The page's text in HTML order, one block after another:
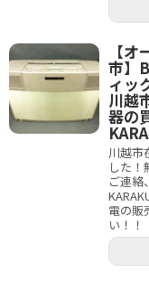
【
市】
ィッ
川越
器の
川越市
した
ご連絡
電の販
い！！